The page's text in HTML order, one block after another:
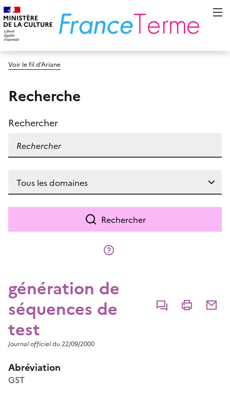
Voir le fil d’Ariane
Recherche
Rechercher
Rechercher
génération de
séquences de
test
CommenterImprimer
Journal officieldu 22/09/2000
Abréviation
GST